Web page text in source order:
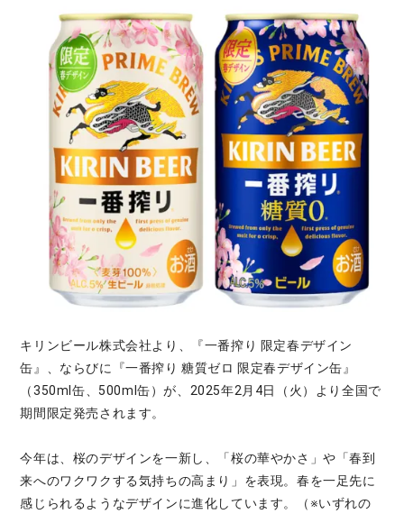
キリンビール株式会社より、『一番搾り 限定春デザイン
缶』、ならびに『一番搾り 糖質ゼロ 限定春デザイン缶』
（350ml缶、500ml缶）が、2025年2月4日（火）より全国で
期間限定発売されます。
今年は、桜のデザインを一新し、「桜の華やかさ」や「春到
来へのワクワクする気持ちの高まり」を表現。春を一足先に
感じられるようなデザインに進化しています。（※いずれの